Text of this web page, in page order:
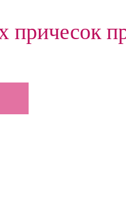
причесок